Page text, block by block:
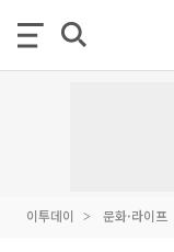
이투데이 문화·라이프